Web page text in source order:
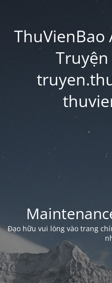
Đạo hữu vui lòng vào trang